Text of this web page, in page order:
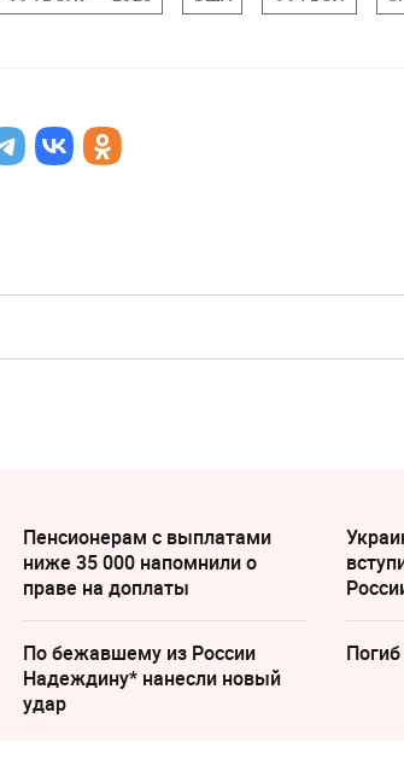
Пенсионерам с выплатами
ниже 35 000 напомнили о
праве на доплаты
По бежавшему из России
Надеждину* нанесли новый
удар